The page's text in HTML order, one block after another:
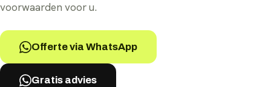
voorwaarden voor u.
Offerte via WhatsApp
Gratis advies